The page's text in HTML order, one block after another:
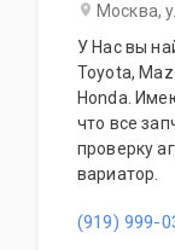
Москва,
У Нас вы
Toyota,
Honda.
что все запчасти
проверку
вариатор.
(919) 999-